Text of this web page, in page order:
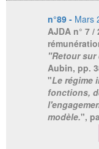
n°89 - Mars
AJDA n° 7 /
"Retour
Aubin, pp.
"Le régime
fonctions,
modèle.",